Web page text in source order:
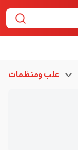
علب ومنظمات